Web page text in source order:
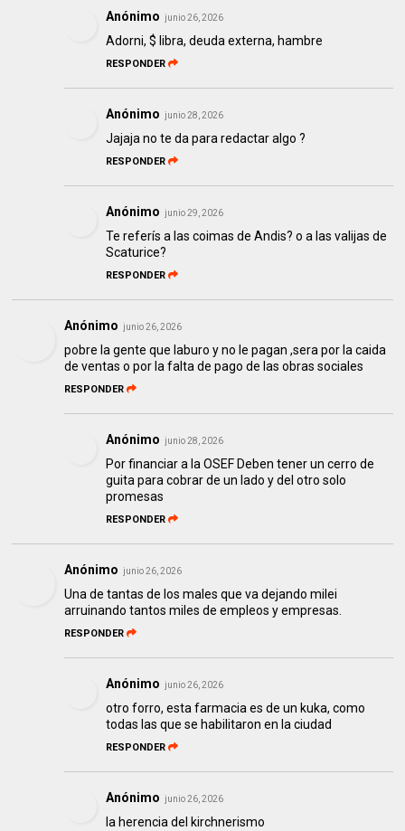
Anónimo junio 26, 2026
Adorni, $ libra, deuda externa, hambre
RESPONDER
Anónimo junio 28, 2026
Jajaja no te da para redactar algo ?
RESPONDER
Anónimo junio 29, 2026
Te referís a las coimas de Andis? o a las valijas de
Scaturice?
RESPONDER
Anónimo junio 26, 2026
pobre la gente que laburo y no le pagan ,sera por la caida
de ventas o por la falta de pago de las obras sociales
RESPONDER
Anónimo junio 28, 2026
Por financiar a la OSEF Deben tener un cerro de
guita para cobrar de un lado y del otro solo
promesas
RESPONDER
Anónimo junio 26, 2026
Una de tantas de los males que va dejando milei
arruinando tantos miles de empleos y empresas.
RESPONDER
Anónimo junio 26, 2026
otro forro, esta farmacia es de un kuka, como
todas las que se habilitaron en la ciudad
RESPONDER
Anónimo junio 26, 2026
la herencia del kirchnerismo